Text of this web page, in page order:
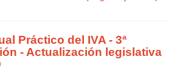
Práctico del IVA - 3ª
- Actualización legislativa